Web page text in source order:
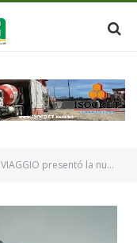
VIAGGIO presentó la nueva GS4 MAX, la evolución del diseño y la tecnología de GAC Motor